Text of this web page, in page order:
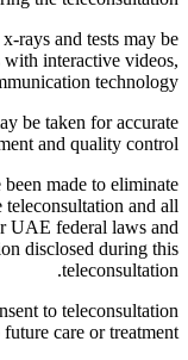
rays and tests may be
with interactive videos,
technology.
be taken for accurate
and quality control.
made to eliminate
and all
UAE federal laws and
disclosed during this
teleconsultation.
to teleconsultation
care or treatment.